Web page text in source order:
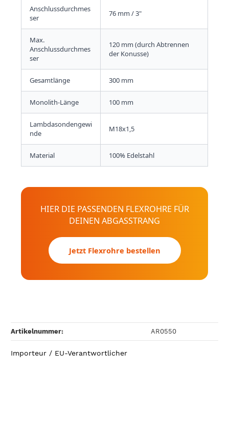
Anschlussdurchmes
ser
76 mm / 3"
Max.
Anschlussdurchmes
ser
120 mm (durch Abtrennen
der Konusse)
Gesamtlänge 300 mm
Monolith-Länge 100 mm
Lambdasondengewi
nde
M18x1,5
Material 100% Edelstahl
HIER DIE PASSENDEN FLEXROHRE FÜR
DEINEN ABGASSTRANG
Jetzt Flexrohre bestellen
Artikelnummer: AR0550
Importeur / EU-Verantwortlicher